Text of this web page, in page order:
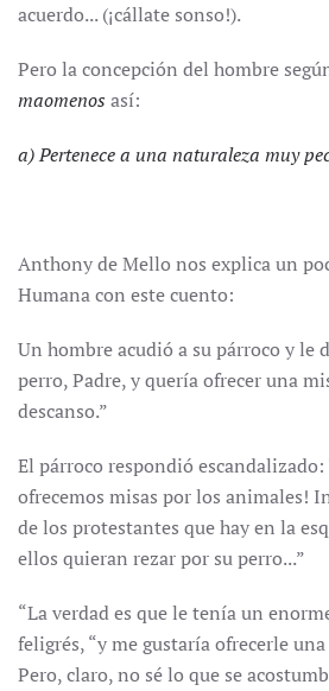
acuerdo... (¡cállate sonso!).
Pero la concepción del hombre
maomenos así:
a) Pertenece a una naturaleza muy
Anthony de Mello nos explica un
Humana con este cuento:
Un hombre acudió a su párroco y le
perro, Padre, y quería ofrecer una
descanso.”
El párroco respondió escandalizado:
ofrecemos misas por los animales!
de los protestantes que hay en la
ellos quieran rezar por su perro...”
“La verdad es que le tenía un
feligrés, “y me gustaría ofrecerle
Pero, claro, no sé lo que se